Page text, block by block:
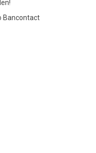
Bancontact